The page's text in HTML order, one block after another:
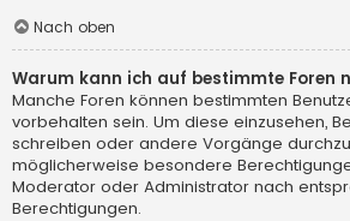
Nach oben
Warum kann ich auf bestimmte Foren
Manche Foren können bestimmten
vorbehalten sein. Um diese einzusehen,
schreiben oder andere Vorgänge
möglicherweise besondere
Moderator oder Administrator nach
Berechtigungen.